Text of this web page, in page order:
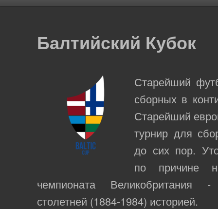
Балтийский Кубок
Старейший
сборных в
Старейший
турнир для
до сих пор.
по причине
чемпионата Великобритания
столетней (1884-1984) историей.